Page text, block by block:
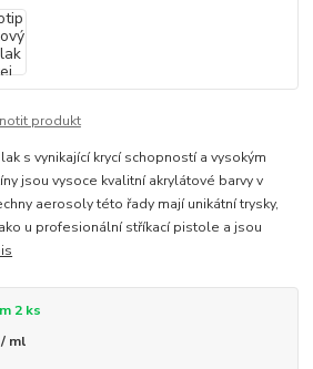
produkt
s vynikající krycí schopností a vysokým
jsou vysoce kvalitní akrylátové barvy v
aerosoly této řady mají unikátní trysky,
u profesionální stříkací pistole a jsou
2 ks
/ ml